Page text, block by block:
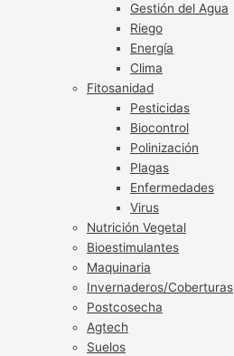
Gestión del Agua
Riego
Energía
Clima
Fitosanidad
Pesticidas
Biocontrol
Polinización
Plagas
Enfermedades
Virus
Nutrición Vegetal
Bioestimulantes
Maquinaria
Invernaderos/Coberturas
Postcosecha
Agtech
Suelos